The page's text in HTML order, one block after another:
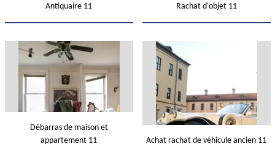
Antiquaire 11 Rachat d'objet 11
Débarras de maison et
appartement 11
Achat rachat de véhicule ancien 11